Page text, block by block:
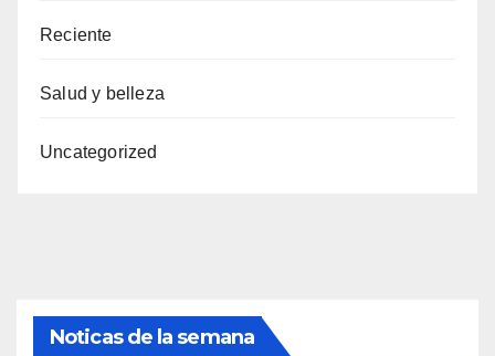
Reciente
Salud y belleza
Uncategorized
Noticas de la semana